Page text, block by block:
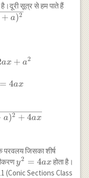
सूत्र से हम पाते हैं
+ a)2
ax + a2
= 4ax
a)2 + 4ax
जिसका शीर्ष
y^2=4ax
y2 = 4axहोता है।
11 (Conic Sections Class